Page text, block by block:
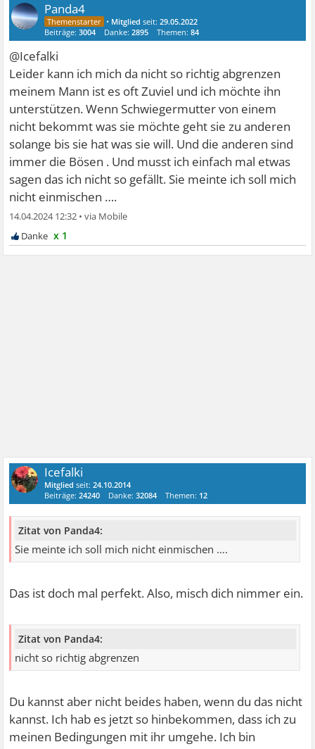
Panda4
• Mitglied seit:29.05.2022
Beiträge:3004 Danke:2895 Themen:84
@Icefalki
Leider kann ich mich da nicht so richtig abgrenzen
meinem Mann ist es oft Zuviel und ich möchte ihn
unterstützen. Wenn Schwiegermutter von einem
nicht bekommt was sie möchte geht sie zu anderen
solange bis sie hat was sie will. Und die anderen sind
immer die Bösen . Und musst ich einfach mal etwas
sagen das ich nicht so gefällt. Sie meinte ich soll mich
nicht einmischen ….
14.04.2024 12:32 •
x 1
Icefalki
Mitglied seit:24.10.2014
Beiträge:24240 Danke:32084 Themen: 12
Zitat von Panda4:
Sie meinte ich soll mich nicht einmischen ….
Das ist doch mal perfekt. Also, misch dich nimmer ein.
Zitat von Panda4:
nicht so richtig abgrenzen
Du kannst aber nicht beides haben, wenn du das nicht
kannst. Ich hab es jetzt so hinbekommen, dass ich zu
meinen Bedingungen mit ihr umgehe. Ich bin